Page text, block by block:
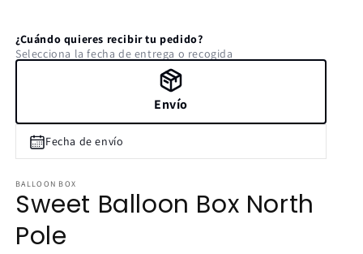
una
ventana
modal
¿Cuándo quieres recibir tu pedido?
Selecciona la fecha de entrega o recogida
Envío
Fecha de envío
BALLOON BOX
Sweet Balloon Box North
Pole